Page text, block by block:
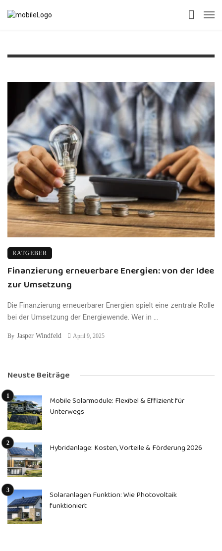
RATGEBER
Finanzierung erneuerbare Energien: von der Idee
zur Umsetzung
Die Finanzierung erneuerbarer Energien spielt eine zentrale Rolle
bei der Umsetzung der Energiewende. Wer in ...
By Jasper Windfeld April 9, 2025
Neuste Beiträge
Mobile Solarmodule: Flexibel & Effizient für
Unterwegs
Hybridanlage: Kosten, Vorteile & Förderung 2026
Solaranlagen Funktion: Wie Photovoltaik
funktioniert